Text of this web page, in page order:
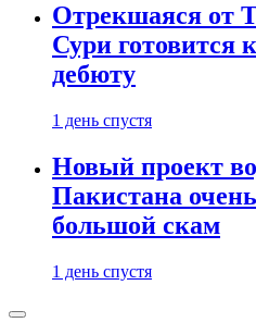
Отрекшаяся от
Сури готовится
дебюту
1 день спустя
Новый проект
Пакистана
большой скам
1 день спустя